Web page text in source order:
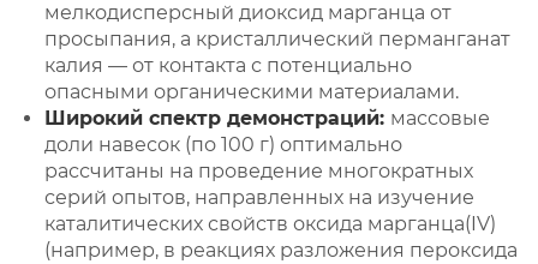
мелкодисперсный диоксид марганца от
просыпания, а кристаллический перманганат
калия — от контакта с потенциально
опасными органическими материалами.
Широкий спектр демонстраций: массовые
доли навесок (по 100 г) оптимально
рассчитаны на проведение многократных
серий опытов, направленных на изучение
каталитических свойств оксида марганца(IV)
(например, в реакциях разложения пероксида